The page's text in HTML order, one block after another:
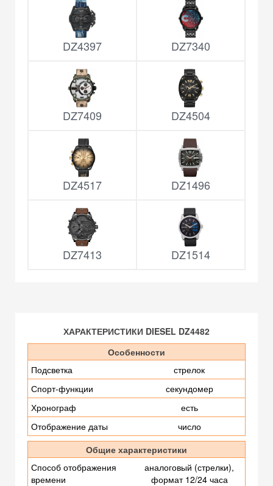
DZ4397 DZ7340
DZ7409 DZ4504
DZ4517 DZ1496
DZ7413 DZ1514
ХАРАКТЕРИСТИКИ DIESEL DZ4482
Особенности
Подсветка
стрелок
Спорт-функции
секундомер
Хронограф
есть
Отображение даты
число
Общие характеристики
Способ отображения
времени
аналоговый (стрелки),
формат 12/24 часа